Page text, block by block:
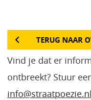
TERUG NAAR
Vind je dat er
ontbreekt? Stuur
info@straatpoezie.nl